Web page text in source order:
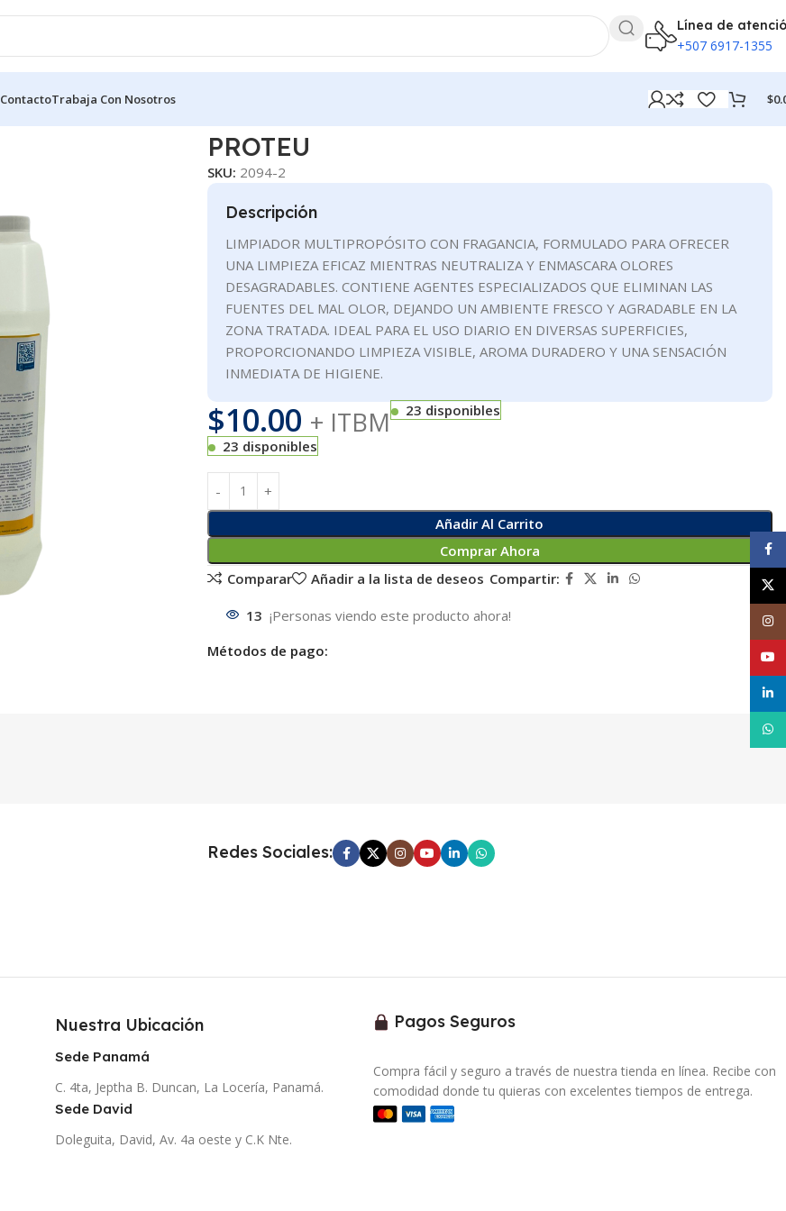
Línea de
+507 6917-1355
ContactoTrabaja Con Nosotros $
PROTEU
SKU: 2094-2
Descripción
LIMPIADOR MULTIPROPÓSITO CON FRAGANCIA, FORMULADO PARA OFRECER
UNA LIMPIEZA EFICAZ MIENTRAS NEUTRALIZA Y ENMASCARA OLORES
DESAGRADABLES. CONTIENE AGENTES ESPECIALIZADOS QUE ELIMINAN LAS
FUENTES DEL MAL OLOR, DEJANDO UN AMBIENTE FRESCO Y AGRADABLE EN LA
ZONA TRATADA. IDEAL PARA EL USO DIARIO EN DIVERSAS SUPERFICIES,
PROPORCIONANDO LIMPIEZA VISIBLE, AROMA DURADERO Y UNA SENSACIÓN
INMEDIATA DE HIGIENE.
$10.00 + ITBM
23 disponibles
23 disponibles
Añadir Al Carrito
Comprar Ahora
Comparar
Añadir a la lista de deseos Compartir:
13 ¡Personas viendo este producto ahora!
Métodos de pago:
Redes Sociales:
Nuestra Ubicación
Sede Panamá
C. 4ta, Jeptha B. Duncan, La Locería, Panamá.
Sede David
Doleguita, David, Av. 4a oeste y C.K Nte.
Pagos Seguros
Compra fácil y seguro a través de nuestra tienda en línea. Recibe con
comodidad donde tu quieras con excelentes tiempos de entrega.